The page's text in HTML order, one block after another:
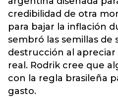
credibilidad de otra
para bajar la inflación
sembró las semillas de
destrucción al apreciar
real. Rodrik cree que
con la regla brasileña
gasto.